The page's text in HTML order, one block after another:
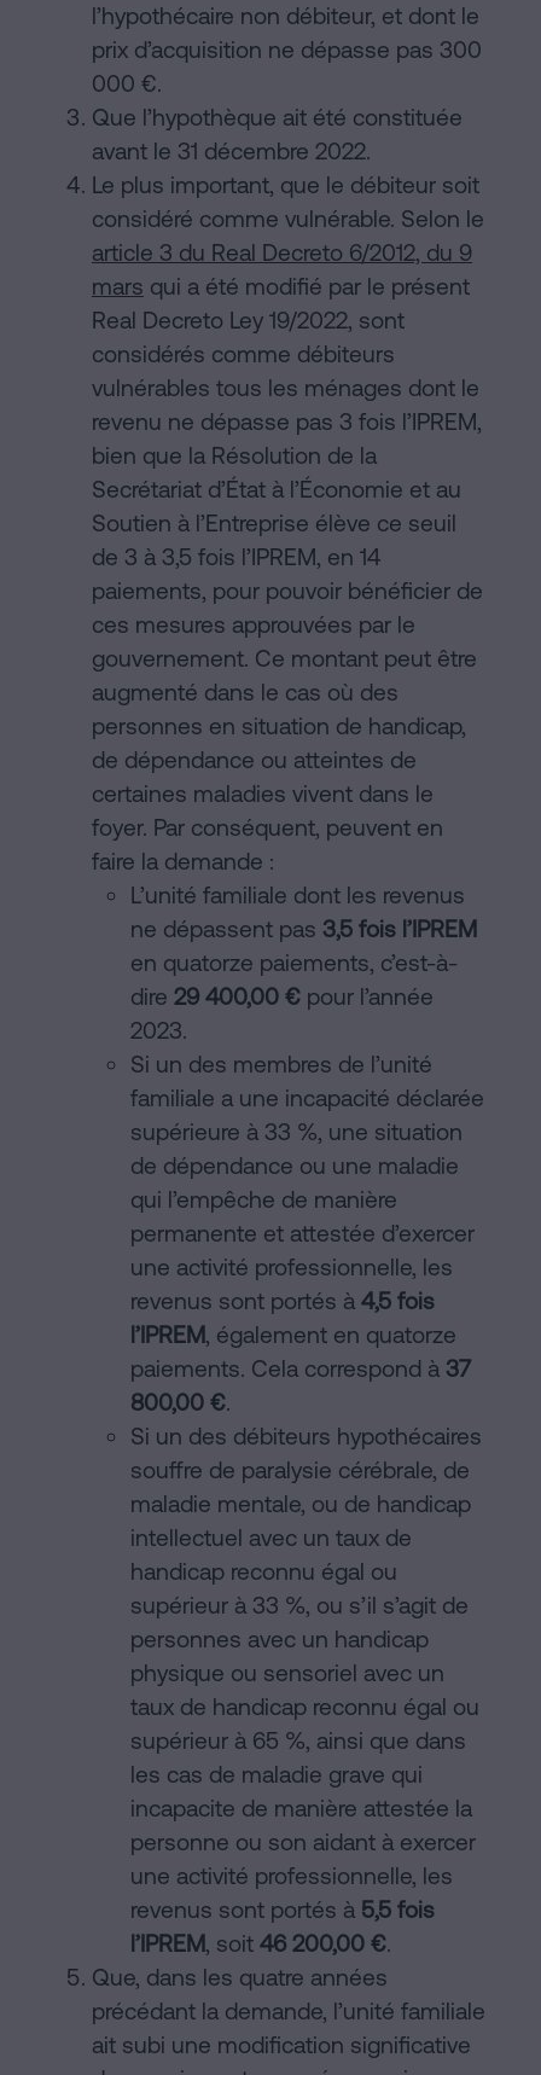
l’hypothécaire non débiteur, et dont le
prix d’acquisition ne dépasse pas 300
000 €.
Que l’hypothèque ait été constituée
avant le 31 décembre 2022.
Le plus important, que le débiteur soit
considéré comme vulnérable. Selon le
article 3 du Real Decreto 6/2012, du 9
mars qui a été modifié par le présent
Real Decreto Ley 19/2022, sont
considérés comme débiteurs
vulnérables tous les ménages dont le
revenu ne dépasse pas 3 fois l’IPREM,
bien que la Résolution de la
Secrétariat d’État à l’Économie et au
Soutien à l’Entreprise élève ce seuil
de 3 à 3,5 fois l’IPREM, en 14
paiements, pour pouvoir bénéficier de
ces mesures approuvées par le
gouvernement. Ce montant peut être
augmenté dans le cas où des
personnes en situation de handicap,
de dépendance ou atteintes de
certaines maladies vivent dans le
foyer. Par conséquent, peuvent en
faire la demande :
L’unité familiale dont les revenus
ne dépassent pas 3,5 fois l’IPREM
en quatorze paiements, c’est-à-
dire 29 400,00 € pour l’année
2023.
Si un des membres de l’unité
familiale a une incapacité déclarée
supérieure à 33 %, une situation
de dépendance ou une maladie
qui l’empêche de manière
permanente et attestée d’exercer
une activité professionnelle, les
revenus sont portés à 4,5 fois
l’IPREM, également en quatorze
paiements. Cela correspond à 37
800,00 €.
Si un des débiteurs hypothécaires
souffre de paralysie cérébrale, de
maladie mentale, ou de handicap
intellectuel avec un taux de
handicap reconnu égal ou
supérieur à 33 %, ou s’il s’agit de
personnes avec un handicap
physique ou sensoriel avec un
taux de handicap reconnu égal ou
supérieur à 65 %, ainsi que dans
les cas de maladie grave qui
incapacite de manière attestée la
personne ou son aidant à exercer
une activité professionnelle, les
revenus sont portés à 5,5 fois
l’IPREM, soit 46 200,00 €.
Que, dans les quatre années
précédant la demande, l’unité familiale
ait subi une modification significative